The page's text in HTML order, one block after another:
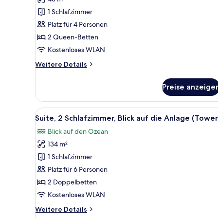
Blick
auf
die
Anlage
(Tower,
Balcony)
1 Schlafzimmer
Platz für 4 Personen
2 Queen-Betten
Kostenloses WLAN
Weitere Details
Weitere
2 Queen-
Betten,
Blick
die
Anlage
(Tower,
Balcony)
Preise
Alle
Fotos
für
Suite,
2 Schlafzimmer,
Blick
auf
die
(Tower)
Ein Bett mit Baldachin, ein
6
Suite, 2 Schlafzimmer, Blick auf die Anlage
Blick auf den Ozean
134 m²
1 Schlafzimmer
Platz für 6 Personen
2 Doppelbetten
Kostenloses WLAN
Weitere Details
Weitere